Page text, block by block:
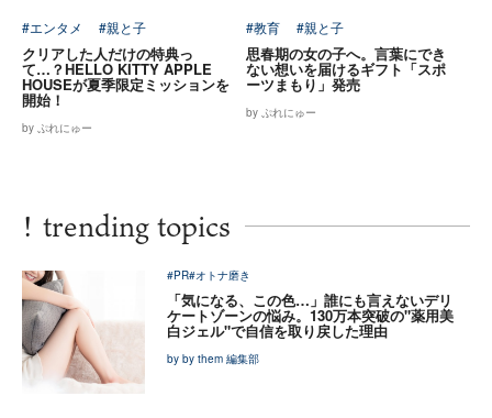
#エンタメ #親と子
クリアした人だけの特典っ
て…？HELLO KITTY APPLE
HOUSEが夏季限定ミッションを
開始！
by ぷれにゅー
#教育 #親と子
思春期の女の子へ。言葉にでき
ない想いを届けるギフト「スポ
ーツまもり」発売
by ぷれにゅー
! trending topics
#PR#オトナ磨き
「気になる、この色…」誰にも言えないデリ
ケートゾーンの悩み。130万本突破の"薬用美
白ジェル"で自信を取り戻した理由
by by them 編集部